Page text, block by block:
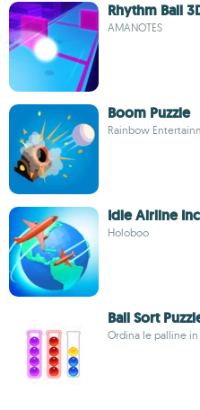
Rhythm Ball
AMANOTES
Boom Puzzle
Rainbow
Idle Airline Inc
Holoboo
Ball Sort
Ordina le palline